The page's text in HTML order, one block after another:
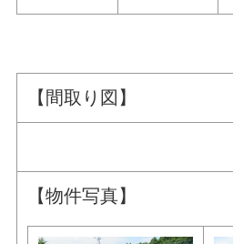
【間取り図】
【物件写真】